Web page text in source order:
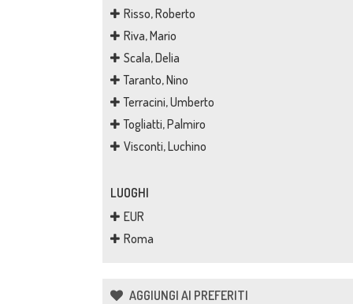
Risso, Roberto
Riva, Mario
Scala, Delia
Taranto, Nino
Terracini, Umberto
Togliatti, Palmiro
Visconti, Luchino
LUOGHI
EUR
Roma
AGGIUNGI AI PREFERITI